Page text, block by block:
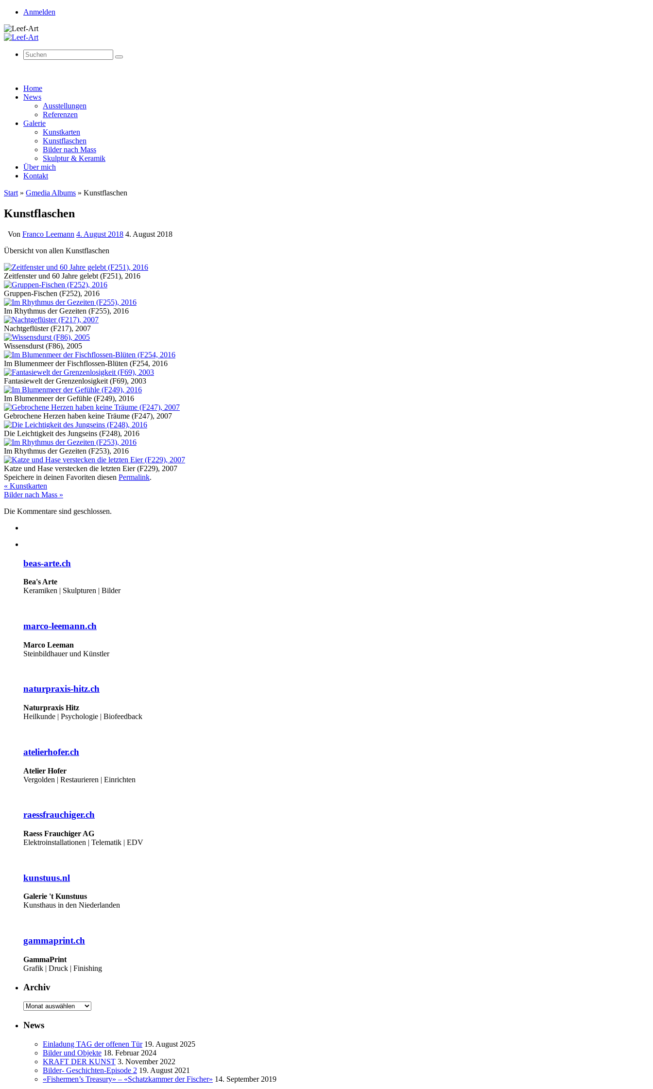
Anmelden
Suchen
nach:
Suchen
Zum
Inhalt
Home
News
Ausstellungen
Referenzen
Galerie
Kunstkarten
Kunstflaschen
Bilder nach Mass
Skulptur & Keramik
Über mich
Kontakt
Start » Gmedia Albums » Kunstflaschen
Kunstflaschen
Von Franco Leemann 4. August 2018 4. August 2018
Übersicht von allen Kunstflaschen
Zeitfenster und 60 Jahre gelebt (F251), 2016
Gruppen-Fischen (F252), 2016
Im Rhythmus der Gezeiten (F255), 2016
Nachtgeflüster (F217), 2007
Wissensdurst (F86), 2005
Im Blumenmeer der Fischflossen-Blüten (F254, 2016
Fantasiewelt der Grenzenlosigkeit (F69), 2003
Im Blumenmeer der Gefühle (F249), 2016
Gebrochene Herzen haben keine Träume (F247), 2007
Die Leichtigkeit des Jungseins (F248), 2016
Im Rhythmus der Gezeiten (F253), 2016
Katze und Hase verstecken die letzten Eier (F229), 2007
Speichere in deinen Favoriten diesen Permalink.
« Kunstkarten
Bilder nach Mass »
Die Kommentare sind geschlossen.
beas-arte.ch
Bea's Arte
Keramiken | Skulpturen | Bilder
marco-leemann.ch
Marco Leeman
Steinbildhauer und Künstler
naturpraxis-hitz.ch
Naturpraxis Hitz
Heilkunde | Psychologie | Biofeedback
atelierhofer.ch
Atelier Hofer
Vergolden | Restaurieren | Einrichten
raessfrauchiger.ch
Raess Frauchiger AG
Elektroinstallationen | Telematik | EDV
kunstuus.nl
Galerie 't Kunstuus
Kunsthaus in den Niederlanden
gammaprint.ch
GammaPrint
Grafik | Druck | Finishing
Archiv
Archiv
News
Einladung TAG der offenen Tür 19. August 2025
Bilder und Objekte 18. Februar 2024
KRAFT DER KUNST 3. November 2022
Bilder- Geschichten-Episode 2 19. August 2021
«Fishermen’s Treasury» – «Schatzkammer der Fischer» 14. September 2019